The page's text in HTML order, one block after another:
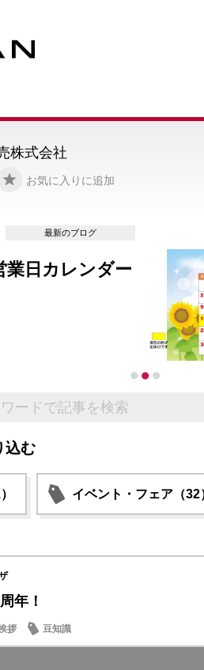
お気に入りに追加
株式会社
定
柏プラザ
込む
イベント・フェア（32
年！
拶 豆知識